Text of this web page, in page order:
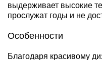
выдерживает высокие
прослужат годы и не
Особенности
Благодаря красивому